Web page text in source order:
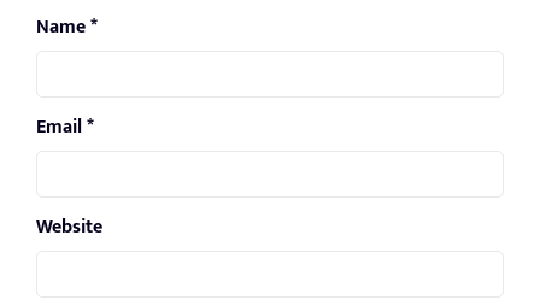
Name*
Email*
Website